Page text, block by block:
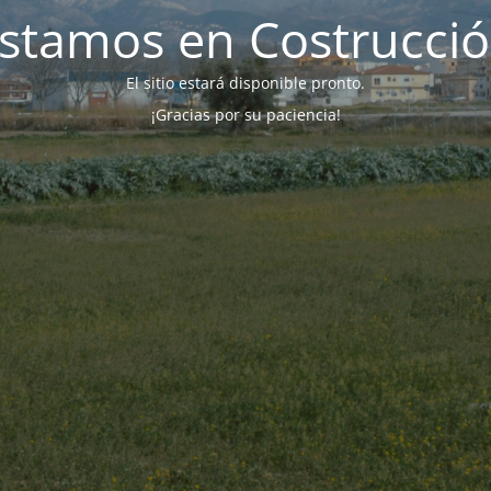
en
El sitio estará disponible pronto.
¡Gracias por su paciencia!